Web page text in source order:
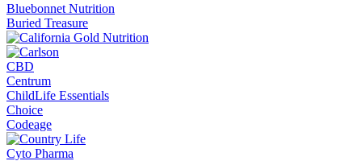
Bluebonnet Nutrition
Buried Treasure
CBD
Centrum
ChildLife Essentials
Choice
Codeage
Cyto Pharma